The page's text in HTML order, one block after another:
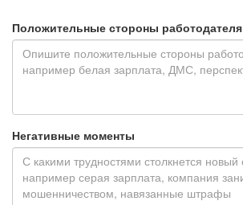
Положительные стороны работодателя
Негативные моменты